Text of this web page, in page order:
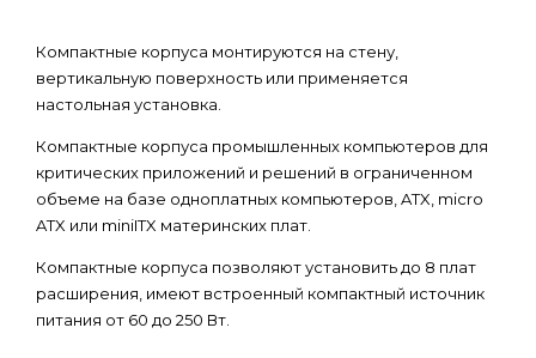
Компактные корпуса монтируются на стену,
вертикальную поверхность или применяется
настольная установка.
Компактные корпуса промышленных компьютеров для
критических приложений и решений в ограниченном
объеме на базе одноплатных компьютеров, ATX, micro
ATX или miniITX материнских плат.
Компактные корпуса позволяют установить до 8 плат
расширения, имеют встроенный компактный источник
питания от 60 до 250 Вт.